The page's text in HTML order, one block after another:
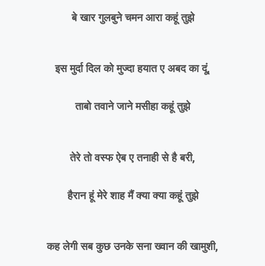
बे खार गुलबुने चमन आरा कहूं तुझे
इस मुर्दा दिल को मुज्दा हयात ए अबद का दूं,
ताबो तवाने जाने मसीहा कहूं तुझे
तेरे तो वस्फ ऐब ए तनाही से है बरी,
हैरान हूं मेरे शाह मैं क्या क्या कहूं तुझे
कह लेगी सब कुछ उनके सना ख्वान की खामुशी,